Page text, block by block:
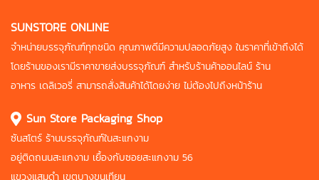
SUNSTORE ONLINE
จำหน่ายบรรจุภัณฑ์ทุกชนิด คุณภาพดีมีความปลอดภัยสูง ในราคาที่เข้าถึงได้
โดยร้านของเรามีราคาขายส่งบรรจุภัณฑ์ สำหรับร้านค้าออนไลน์ ร้าน
อาหาร เดลิเวอรี่ สามารถสั่งสินค้าได้โดยง่าย ไม่ต้องไปถึงหน้าร้าน
Sun Store Packaging Shop
ซันสโตร์ ร้านบรรจุภัณฑ์ในสะแกงาม
อยู่ติดถนนสะแกงาม เยื้องกับซอยสะแกงาม 56
แขวงแสมดำ เขตบางขุนเทียน